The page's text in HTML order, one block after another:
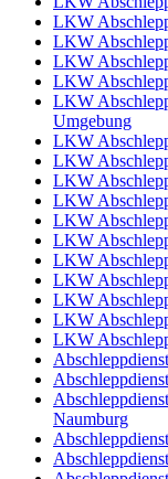
LKW
LKW
LKW
LKW
LKW
Umgebung
LKW
LKW
LKW
LKW
LKW
LKW
LKW
LKW
LKW
LKW
LKW
Naumburg